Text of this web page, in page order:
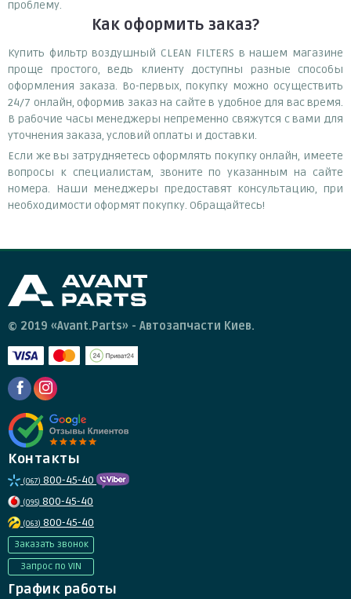
проблему.
Как оформить заказ?
Купить фильтр воздушный CLEAN FILTERS в нашем магазине
проще простого, ведь клиенту доступны разные способы
оформления заказа. Во-первых, покупку можно осуществить
24/7 онлайн, оформив заказ на сайте в удобное для вас время.
В рабочие часы менеджеры непременно свяжутся с вами для
уточнения заказа, условий оплаты и доставки.
Если же вы затрудняетесь оформлять покупку онлайн, имеете
вопросы к специалистам, звоните по указанным на сайте
номера. Наши менеджеры предоставят консультацию, при
необходимости оформят покупку. Обращайтесь!
© 2019 «Avant.Parts» - Автозапчасти Киев.
Контакты
(067) 800-45-40
(095) 800-45-40
(063) 800-45-40
Заказать звонок
Запрос по VIN
График работы